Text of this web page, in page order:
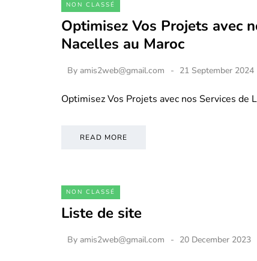
NON CLASSÉ
Optimisez Vos Projets avec
Nacelles au Maroc
By amis2web@gmail.com 21 September 2024
Optimisez Vos Projets avec nos Services
READ MORE
NON CLASSÉ
Liste de site
By amis2web@gmail.com 20 December 2023